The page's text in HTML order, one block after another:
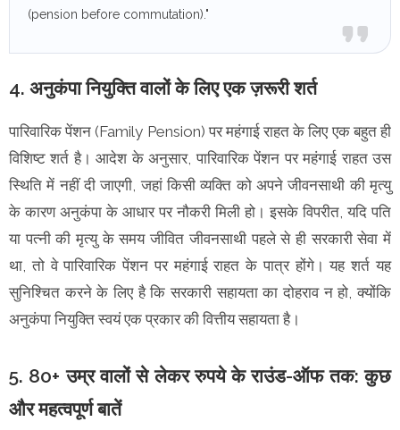
(pension before commutation)."
4. अनुकंपा नियुक्ति वालों के लिए एक ज़रूरी शर्त
पारिवारिक पेंशन (Family Pension) पर महंगाई राहत के लिए एक बहुत ही
विशिष्ट शर्त है। आदेश के अनुसार, पारिवारिक पेंशन पर महंगाई राहत उस
स्थिति में नहीं दी जाएगी, जहां किसी व्यक्ति को अपने जीवनसाथी की मृत्यु
के कारण अनुकंपा के आधार पर नौकरी मिली हो। इसके विपरीत, यदि पति
या पत्नी की मृत्यु के समय जीवित जीवनसाथी पहले से ही सरकारी सेवा में
था, तो वे पारिवारिक पेंशन पर महंगाई राहत के पात्र होंगे। यह शर्त यह
सुनिश्चित करने के लिए है कि सरकारी सहायता का दोहराव न हो, क्योंकि
अनुकंपा नियुक्ति स्वयं एक प्रकार की वित्तीय सहायता है।
5. 80+ उम्र वालों से लेकर रुपये के राउंड-ऑफ तक: कुछ
और महत्वपूर्ण बातें